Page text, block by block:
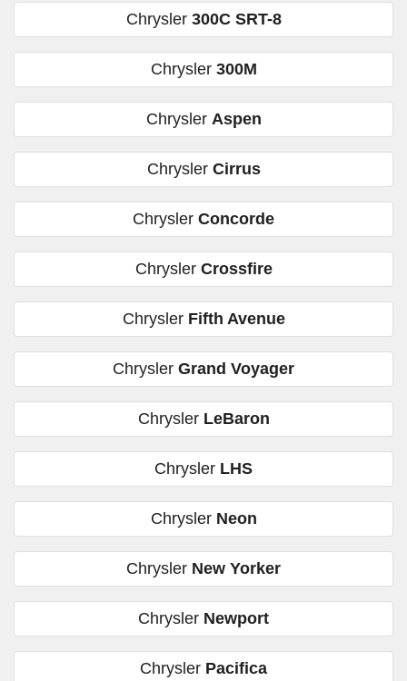
Chrysler 300C SRT-8
Chrysler 300M
Chrysler Aspen
Chrysler Cirrus
Chrysler Concorde
Chrysler Crossfire
Chrysler Fifth Avenue
Chrysler Grand Voyager
Chrysler LeBaron
Chrysler LHS
Chrysler Neon
Chrysler New Yorker
Chrysler Newport
Chrysler Pacifica